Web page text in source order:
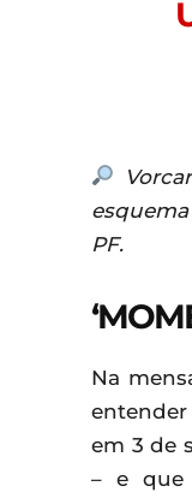
PF.
Na
em 3 de
– e que